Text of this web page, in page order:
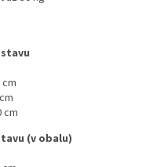
cm
(v obalu)